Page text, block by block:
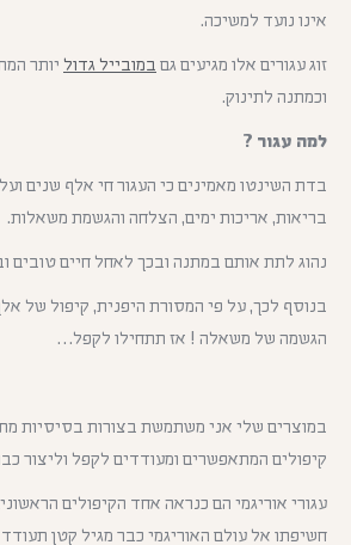
אינו נועד למשיכה.
זוג עגורים אלו מגיעים גם במובייל גדול יותר
וכמתנה לתינוק.
למה עגור ?
בדת השינטו מאמינים כי העגור חי אלף שנים
בריאות, אריכות ימים, הצלחה והגשמת משאלות.
נהוג לתת אותם במתנה ובכך לאחל חיים טובים
בנוסף לכך, על פי המסורת היפנית, קיפול של
הגשמה של משאלה ! אז תתחילו לקפל…
במוצרים שלי אני משתמשת בצורות בסיסיות
קיפולים המתאפשרים ומעודדים לקפל וליצור
עגורי אוריגמי הם כנראה אחד הקיפולים
חשיפתו אל עולם האוריגמי כבר מגיל קטן